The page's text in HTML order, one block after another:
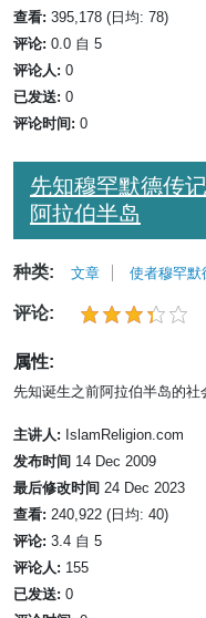
查看: 395,178 (日均: 78)
评论: 0.0 自 5
评论人: 0
已发送: 0
评论时间: 0
先知穆罕默德传
阿拉伯半岛
种类: 文章 使者穆罕默
评论:
属性:
先知诞生之前阿拉伯半岛的社
主讲人: IslamReligion.com
发布时间 14 Dec 2009
最后修改时间 24 Dec 2023
查看: 240,922 (日均: 40)
评论: 3.4 自 5
评论人: 155
已发送: 0